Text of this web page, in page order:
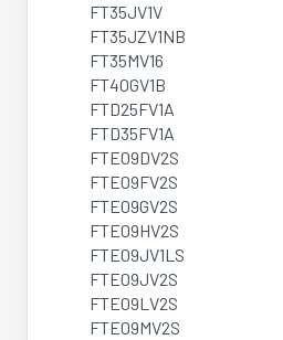
FT35JV1V
FT35JZV1NB
FT35MV16
FT40GV1B
FTD25FV1A
FTD35FV1A
FTE09DV2S
FTE09FV2S
FTE09GV2S
FTE09HV2S
FTE09JV1LS
FTE09JV2S
FTE09LV2S
FTE09MV2S